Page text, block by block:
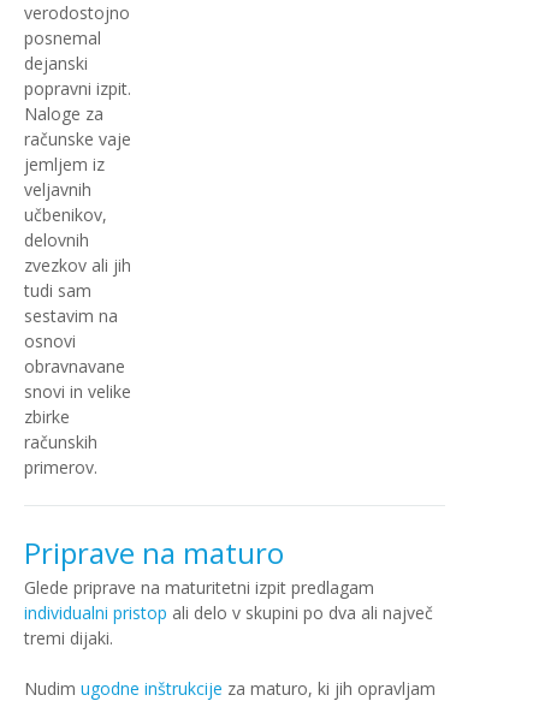
verodostojno
posnemal
dejanski
popravni izpit.
Naloge za
računske vaje
jemljem iz
veljavnih
učbenikov,
delovnih
zvezkov ali jih
tudi sam
sestavim na
osnovi
obravnavane
snovi in velike
zbirke
računskih
primerov.
Priprave na maturo
Glede priprave na maturitetni izpit predlagam
individualni pristop ali delo v skupini po dva ali največ
tremi dijaki.
Nudim ugodne inštrukcije za maturo, ki jih opravljam